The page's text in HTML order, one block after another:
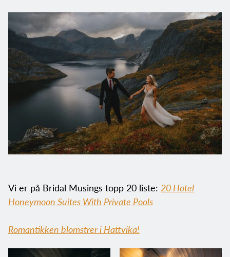
Vi er på Bridal Musings topp 20 liste: 20 Hotel
Honeymoon Suites With Private Pools
Romantikken blomstrer i Hattvika!